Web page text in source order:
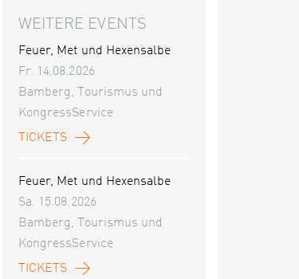
WEITERE EVENTS
Feuer, Met und Hexensalbe
Fr. 14.08.2026
Bamberg, Tourismus und
KongressService
TICKETS
Feuer, Met und Hexensalbe
Sa. 15.08.2026
Bamberg, Tourismus und
KongressService
TICKETS